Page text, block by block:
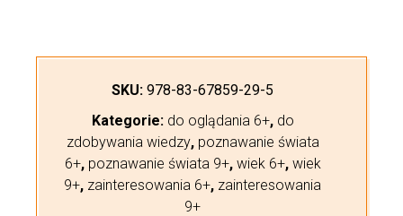
SKU: 978-83-67859-29-5
Kategorie: do oglądania 6+, do
zdobywania wiedzy, poznawanie świata
6+, poznawanie świata 9+, wiek 6+, wiek
9+, zainteresowania 6+, zainteresowania
9+